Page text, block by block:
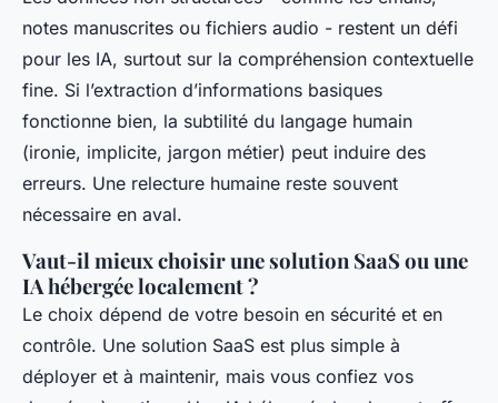
notes manuscrites ou fichiers audio - restent un défi
pour les IA, surtout sur la compréhension contextuelle
fine. Si l’extraction d’informations basiques
fonctionne bien, la subtilité du langage humain
(ironie, implicite, jargon métier) peut induire des
erreurs. Une relecture humaine reste souvent
nécessaire en aval.
Vaut-il mieux choisir une solution SaaS ou une
IA hébergée localement ?
Le choix dépend de votre besoin en sécurité et en
contrôle. Une solution SaaS est plus simple à
déployer et à maintenir, mais vous confiez vos